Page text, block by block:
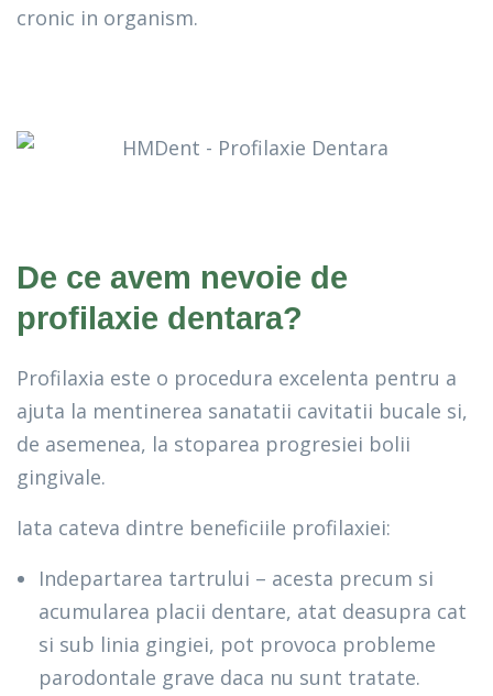
cronic in organism.
De ce avem nevoie de
profilaxie dentara?
Profilaxia este o procedura excelenta pentru a
ajuta la mentinerea sanatatii cavitatii bucale si,
de asemenea, la stoparea progresiei bolii
gingivale.
Iata cateva dintre beneficiile profilaxiei:
Indepartarea tartrului – acesta precum si
acumularea placii dentare, atat deasupra cat
si sub linia gingiei, pot provoca probleme
parodontale grave daca nu sunt tratate.